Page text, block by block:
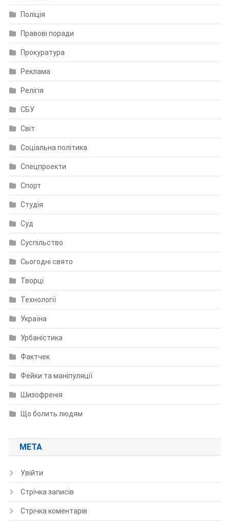
Поліція
Правові поради
Прокуратура
Реклама
Релігія
СБУ
Світ
Соціальна політика
Спецпроекти
Спорт
Студія
Суд
Суспільство
Сьогодні свято
Творці
Технології
Україна
Урбаністика
Фактчек
Фейки та маніпуляції
Шизофренія
Що болить людям
МЕТА
Увійти
Стрічка записів
Стрічка коментарів